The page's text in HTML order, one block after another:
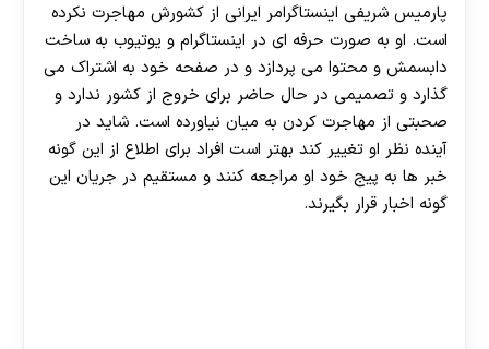
پارمیس شریفی اینستاگرامر ایرانی از کشورش مهاجرت نکرده
است. او به صورت حرفه ای در اینستاگرام و یوتیوب به ساخت
دابسمش و محتوا می پردازد و در صفحه خود به اشتراک می
گذارد و تصمیمی در حال حاضر برای خروج از کشور ندارد و
صحبتی از مهاجرت کردن به میان نیاورده است. شاید در
آینده نظر او تغییر کند بهتر است افراد برای اطلاع از این گونه
خبر ها به پیج خود او مراجعه کنند و مستقیم در جریان این
گونه اخبار قرار بگیرند.